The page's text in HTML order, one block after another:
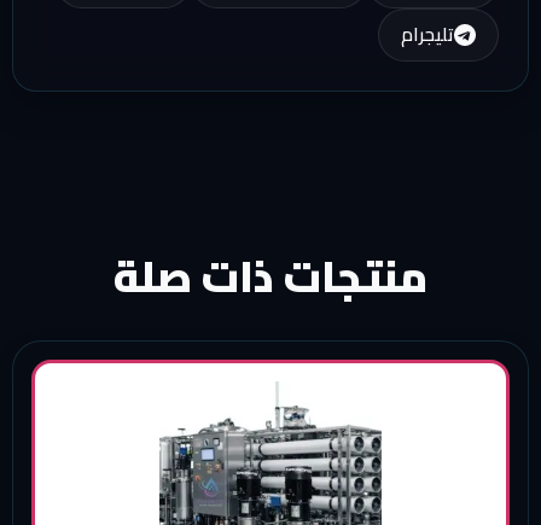
تليجرام
منتجات ذات صلة